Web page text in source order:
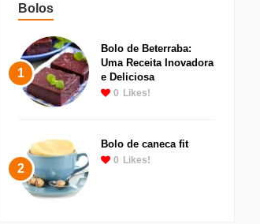
Bolos
1
Bolo de Beterraba:
Uma Receita Inovadora
e Deliciosa
0 Likes!
2
Bolo de caneca fit
0 Likes!